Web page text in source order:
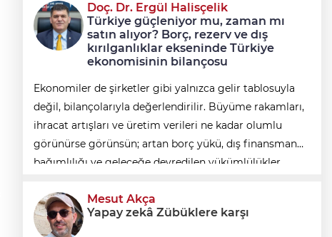
12 maddelik 'çerçeve yasa' teklifinin tam
metni
Doç. Dr. Ergül Halisçelik
Türkiye güçleniyor mu, zaman mı
satın alıyor? Borç, rezerv ve dış
kırılganlıklar ekseninde Türkiye
ekonomisinin bilançosu
Ekonomiler de şirketler gibi yalnızca gelir tablosuyla
değil, bilançolarıyla değerlendirilir. Büyüme rakamları,
ihracat artışları ve üretim verileri ne kadar olumlu
görünürse görünsün; artan borç yükü, dış finansman
bağımlılığı ve geleceğe devredilen yükümlülükler
Mesut Akça
Yapay zekâ Zübüklere karşı